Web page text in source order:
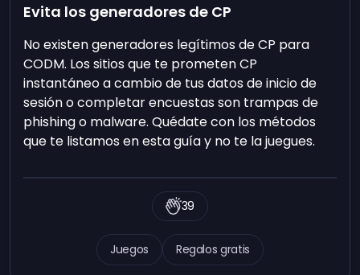
Evita los generadores de CP
No existen generadores legítimos de CP para
CODM. Los sitios que te prometen CP
instantáneo a cambio de tus datos de inicio de
sesión o completar encuestas son trampas de
phishing o malware. Quédate con los métodos
que te listamos en esta guía y no te la juegues.
Juegos Regalos gratis
39